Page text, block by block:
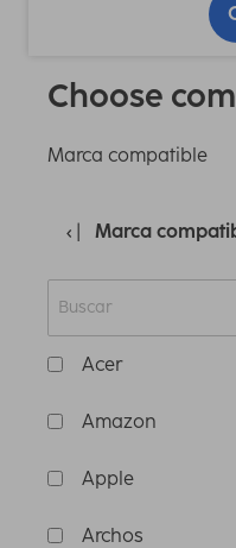
Choose
Marca compatible
Marca
Acer
Amazon
Apple
Archos